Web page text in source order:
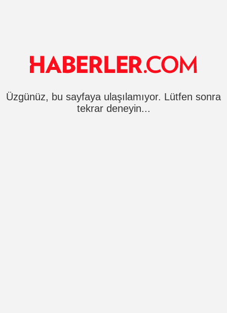
Üzgünüz, bu sayfaya ulaşılamıyor. Lütfen sonra
tekrar deneyin...